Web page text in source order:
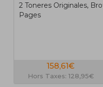
2 Toneres Originales,
Pages
158,61€
Hors Taxes: 128,95€